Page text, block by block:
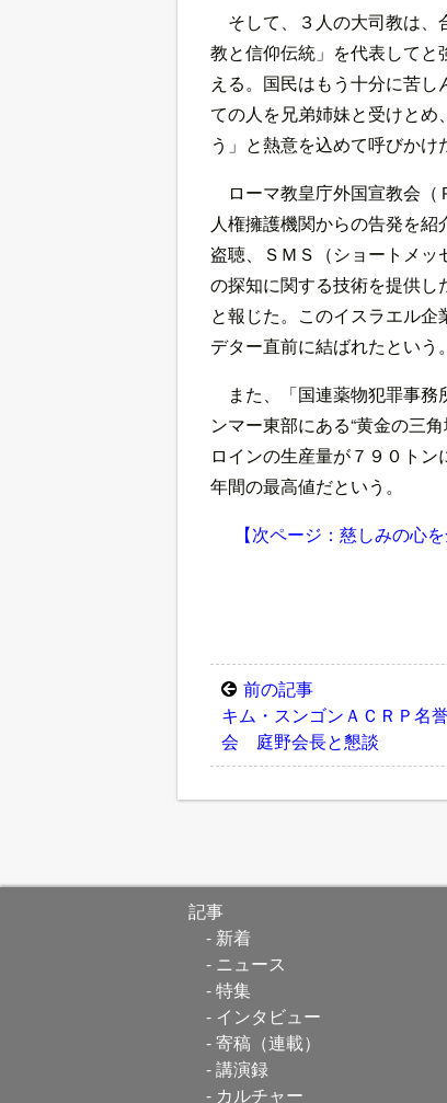
そして、３人の大司教は
教と信仰伝統」を代表して
える。国民はもう十分に苦
ての人を兄弟姉妹と受けとめ
う」と熱意を込めて呼びかけ
ローマ教皇庁外国宣教会（
人権擁護機関からの告発を
盗聴、ＳＭＳ（ショートメ
の探知に関する技術を提供し
と報じた。このイスラエル
デター直前に結ばれたという。
また、「国連薬物犯罪事
ンマー東部にある“黄金の三
ロインの生産量が７９０ト
年間の最高値だという。
【次ページ：慈しみの心
前の記事
キム・スンゴンＡＣＲＰ名
会 庭野会長と懇談
記事
新着
ニュース
特集
インタビュー
寄稿（連載）
講演録
カルチャー